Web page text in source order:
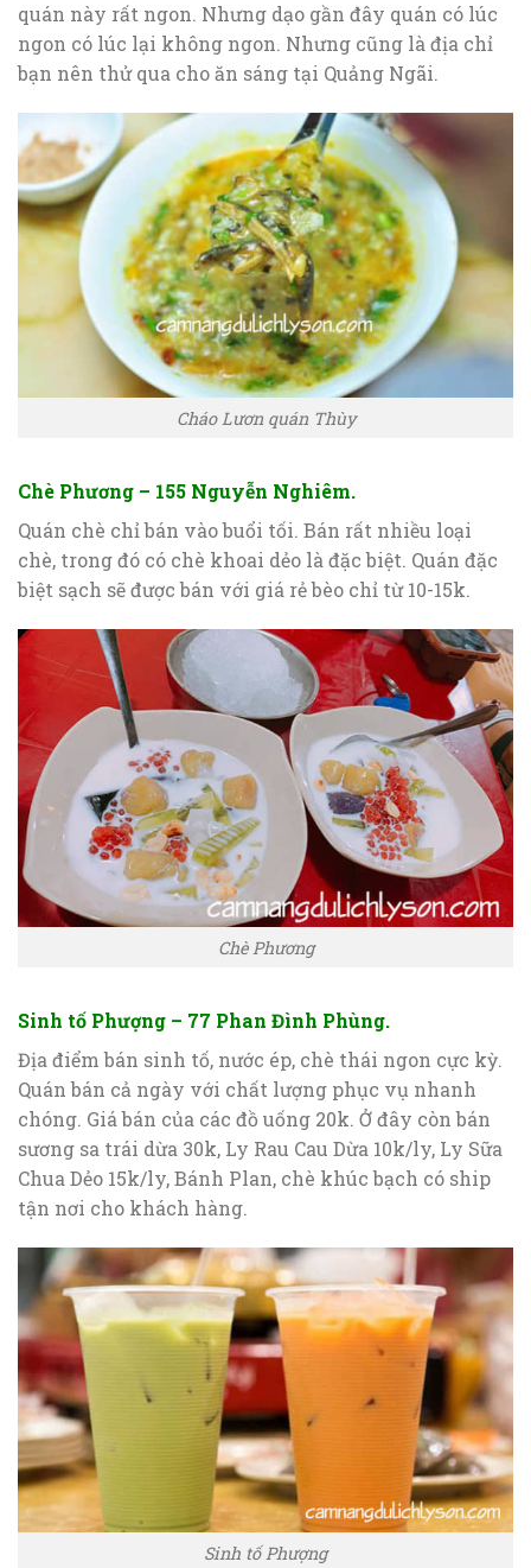
quán này rất ngon. Nhưng dạo gần đây quán có lúc
ngon có lúc lại không ngon. Nhưng cũng là địa chỉ
bạn nên thử qua cho ăn sáng tại Quảng Ngãi.
Cháo Lươn quán Thùy
Chè Phương – 155 Nguyễn Nghiêm.
Quán chè chỉ bán vào buổi tối. Bán rất nhiều loại
chè, trong đó có chè khoai dẻo là đặc biệt. Quán đặc
biệt sạch sẽ được bán với giá rẻ bèo chỉ từ 10-15k.
Chè Phương
Sinh tố Phượng – 77 Phan Đình Phùng.
Địa điểm bán sinh tố, nước ép, chè thái ngon cực kỳ.
Quán bán cả ngày với chất lượng phục vụ nhanh
chóng. Giá bán của các đồ uống 20k. Ở đây còn bán
sương sa trái dừa 30k, Ly Rau Cau Dừa 10k/ly, Ly Sữa
Chua Dẻo 15k/ly, Bánh Plan, chè khúc bạch có ship
tận nơi cho khách hàng.
Sinh tố Phượng